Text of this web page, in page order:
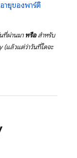
ายุของพาร์ติ
ที่ผ่านมาหรือสำหรับ
(แล้วแต่ว่าวันที่ใดจะ